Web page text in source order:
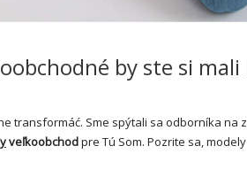
by ste si
transformáć. Sme spýtali sa odborníka na
veľkoobchodpre Tú Som. Pozrite sa,